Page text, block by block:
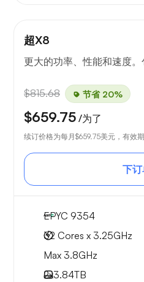
超X8
更大的功率、性能和速度。
$815.68 节省 20%
$659.75 /为了
续订价格为每月$659.75美元，有效
下
EPYC 9354
32 Cores x 3.25GHz
Max 3.8GHz
2x3.84TB